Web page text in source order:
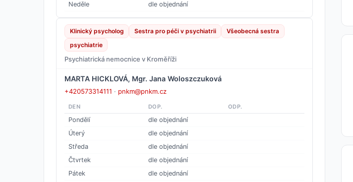
Neděle
dle objednání
Klinický psycholog Sestra pro péči v psychiatrii
Všeobecná sestra
psychiatrie
Psychiatrická nemocnice v Kroměříži
MARTA HICKLOVÁ, Mgr. Jana Woloszczuková
+420573314111 · pnkm@pnkm.cz
DEN DOP. ODP.
Pondělí
dle objednání
Úterý
dle objednání
Středa
dle objednání
Čtvrtek
dle objednání
Pátek
dle objednání